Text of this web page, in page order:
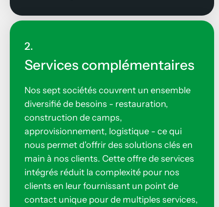
2.
Services complémentaires
Nos sept sociétés couvrent un ensemble
diversifié de besoins - restauration,
construction de camps,
approvisionnement, logistique - ce qui
nous permet d'offrir des solutions clés en
main à nos clients. Cette offre de services
intégrés réduit la complexité pour nos
clients en leur fournissant un point de
contact unique pour de multiples services,